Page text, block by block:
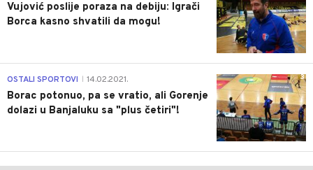
Vujović poslije poraza na debiju: Igrači
Borca kasno shvatili da mogu!
3
OSTALI SPORTOVI 14.02.2021.
Borac potonuo, pa se vratio, ali Gorenje
dolazi u Banjaluku sa "plus četiri"!